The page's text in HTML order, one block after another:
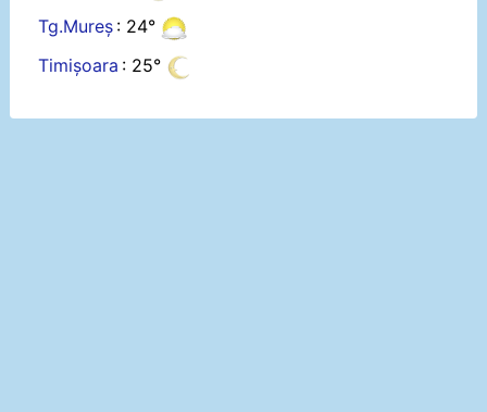
Tg.Mureș : 24°
Timișoara : 25°